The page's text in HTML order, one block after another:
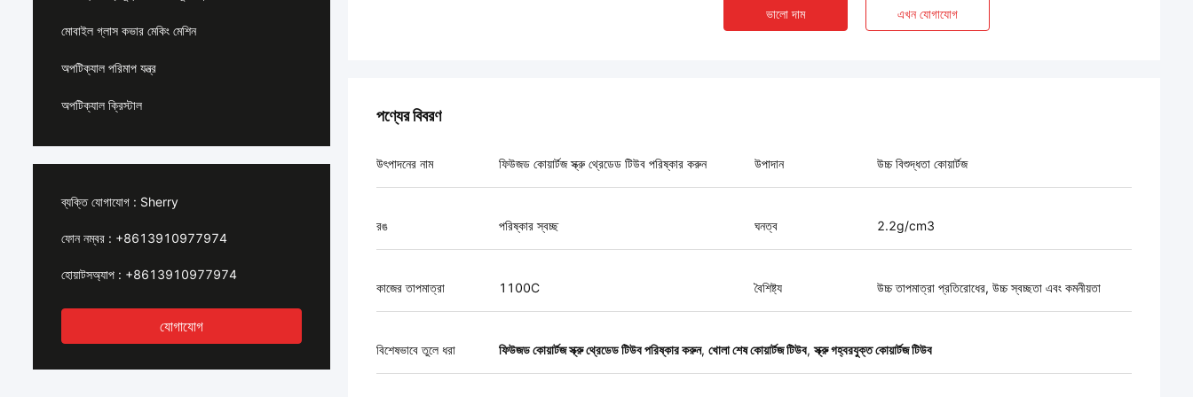
মোবাইল গ্লাস কভার মেকিং মেশিন
অপটিক্যাল পরিমাপ যন্ত্র
অপটিক্যাল ক্রিস্টাল
ব্যক্তি যোগাযোগ : Sherry
ফোন নম্বর : +8613910977974
হোয়াটসঅ্যাপ : +8613910977974
যোগাযোগ
ভালো দাম এখন যোগাযোগ
পণ্যের বিবরণ
উৎপাদনের নাম ফিউজড কোয়ার্টজ স্ক্রু থ্রেডেড টিউব পরিষ্কার করুন উপাদান উচ্চ বিশুদ্ধতা কোয়ার্টজ
রঙ পরিষ্কার স্বচ্ছ ঘনত্ব 2.2g/cm3
কাজের তাপমাত্রা 1100C বৈশিষ্ট্য উচ্চ তাপমাত্রা প্রতিরোধের, উচ্চ স্বচ্ছতা এবং কমনীয়তা
বিশেষভাবে তুলে ধরা ফিউজড কোয়ার্টজ স্ক্রু থ্রেডেড টিউব পরিষ্কার করুন, খোলা শেষ কোয়ার্টজ টিউব,স্ক্রু গহ্বরযুক্ত কোয়ার্টজ টিউব